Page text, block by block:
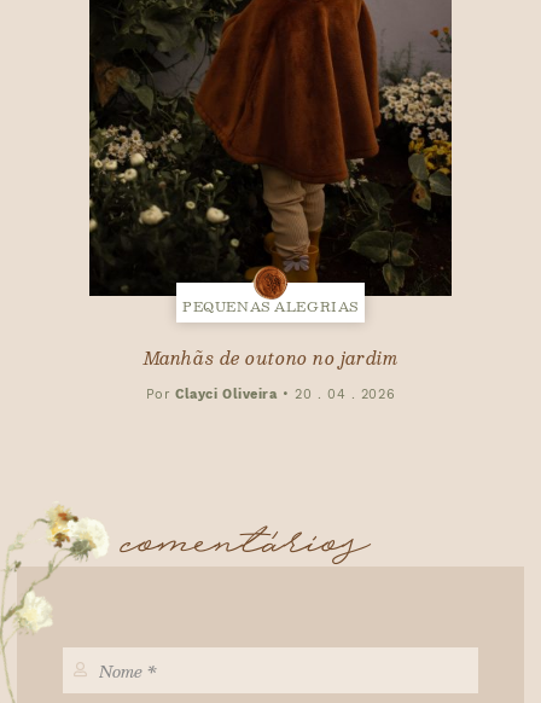
PEQUENAS ALEGRIAS
Manhãs de outono no jardim
PorClayci Oliveira • 20 . 04 . 2026
comentários